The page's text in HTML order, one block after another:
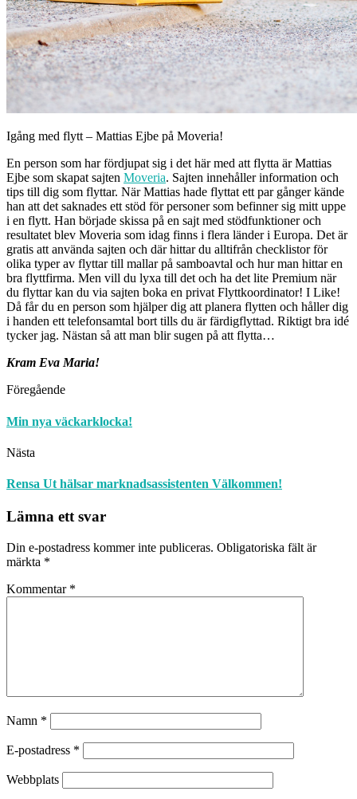
Igång med flytt – Mattias Ejbe på Moveria!
En person som har fördjupat sig i det här med att flytta är Mattias
Ejbe som skapat sajten Moveria. Sajten innehåller information och
tips till dig som flyttar. När Mattias hade flyttat ett par gånger kände
han att det saknades ett stöd för personer som befinner sig mitt uppe
i en flytt. Han började skissa på en sajt med stödfunktioner och
resultatet blev Moveria som idag finns i flera länder i Europa. Det är
gratis att använda sajten och där hittar du alltifrån checklistor för
olika typer av flyttar till mallar på samboavtal och hur man hittar en
bra flyttfirma. Men vill du lyxa till det och ha det lite Premium när
du flyttar kan du via sajten boka en privat Flyttkoordinator! I Like!
Då får du en person som hjälper dig att planera flytten och håller dig
i handen ett telefonsamtal bort tills du är färdigflyttad. Riktigt bra idé
tycker jag. Nästan så att man blir sugen på att flytta…
Kram Eva Maria!
Föregående
Min nya väckarklocka!
Nästa
Rensa Ut hälsar marknadsassistenten Välkommen!
Lämna ett svar
Din e-postadress kommer inte publiceras. Obligatoriska fält är
märkta *
Kommentar *
Namn *
E-postadress *
Webbplats